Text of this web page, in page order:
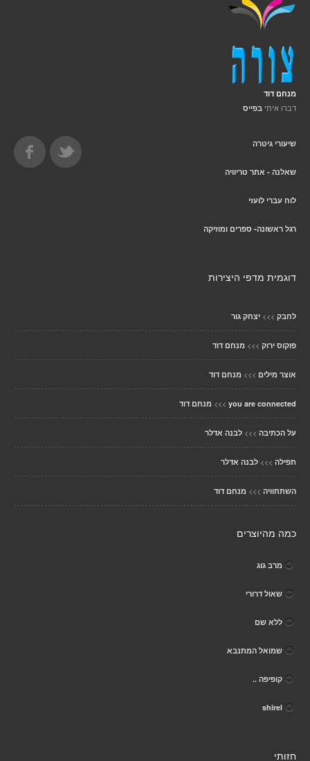
מנחם דוד
דברו איתי בפייס
שיעורי גיטרה
שאלנה - אתר טריוויה
לוח עברי לועזי
רגל ראשונה- ספרים ומוזיקה
דוגמית מדפי היצירות
לחבק >>> יצחק גור
פוקוס ירוק >>> מנחם דוד
אוצר מילים >>> מנחם דוד
you are connected
>>> מנחם דוד
על הכתיבה >>> לבנה אדלר
תפילה >>> לבנה אדלר
השתחוויה >>> מנחם דוד
כמה מהיוצרים
מרב גוג
שאול דרורי
ללא שם
שמואל המתנבא
קופיפה ..
shirel
חזותי